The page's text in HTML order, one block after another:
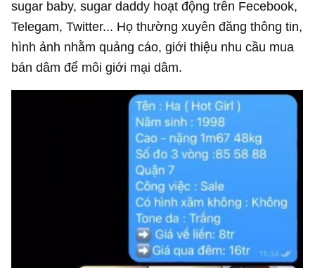
sugar baby, sugar daddy hoạt động trên Fecebook,
Telegam, Twitter... Họ thường xuyên đăng thông tin,
hình ảnh nhằm quảng cáo, giới thiệu nhu cầu mua
bán dâm để môi giới mại dâm.